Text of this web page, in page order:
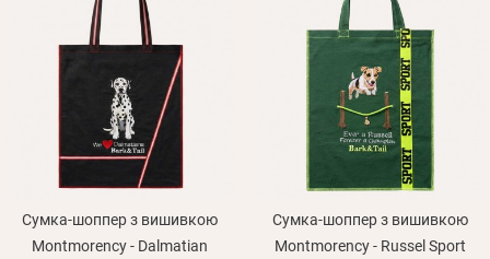
Сумка-шоппер з вишивкою
Montmorency - Dalmatian
Сумка-шоппер з вишивкою
Montmorency - Russel Sport